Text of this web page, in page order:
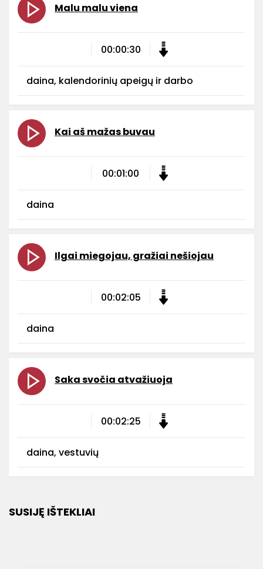
Malu malu viena
00:00:30
daina, kalendorinių apeigų ir darbo
Kai aš mažas buvau
00:01:00
daina
Ilgai miegojau, gražiai nešiojau
00:02:05
daina
Saka svočia atvažiuoja
00:02:25
daina, vestuvių
SUSIJĘ IŠTEKLIAI